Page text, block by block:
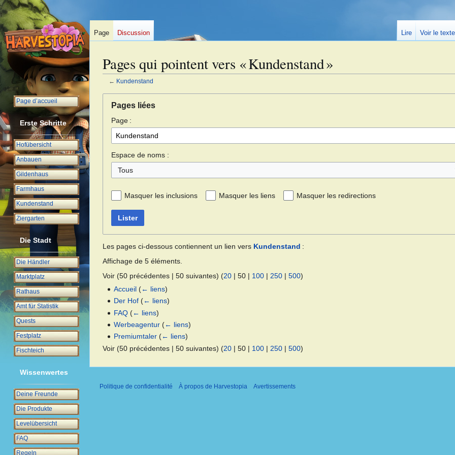
Pages qui pointent vers « Kundenstand »
← Kundenstand
navigation
recherche
Pages liées
Page :
Espace de noms :
Tous
Masquer les inclusions Masquer les liens Masquer les redirections
Lister
Les pages ci-dessous contiennent un lien vers Kundenstand :
Affichage de 5 éléments.
Voir (50 précédentes | 50 suivantes) (20 | 50 | 100 | 250 | 500)
Accueil (← liens)
Der Hof (← liens)
FAQ (← liens)
Werbeagentur (← liens)
Premiumtaler (← liens)
Voir (50 précédentes | 50 suivantes) (20 | 50 | 100 | 250 | 500)
Page Discussion Lire Voir le
Page d’accueil
Erste Schritte
Hofübersicht
Anbauen
Gildenhaus
Farmhaus
Kundenstand
Ziergarten
Die Stadt
Die Händler
Marktplatz
Rathaus
Amt für Statistik
Quests
Festplatz
Fischteich
Wissenwertes
Deine Freunde
Die Produkte
Levelübersicht
FAQ
Regeln
Politique de confidentialité À propos de Harvestopia Avertissements